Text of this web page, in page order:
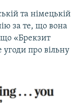
та німецькій
за те, що вона
«Брекзит
про вільну